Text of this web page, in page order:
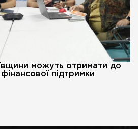
можуть отримати до
підтримки